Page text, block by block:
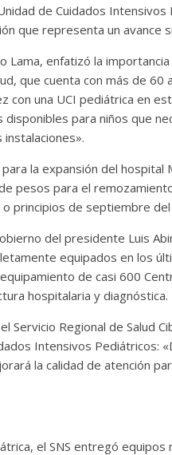
de Cuidados
que representa un avance
Lama, enfatizó la
que cuenta con más de 60
con una UCI pediátrica en
para niños que
la expansión del hospital
pesos para el
principios de septiembre del
del presidente Luis
equipados en los
de casi 600
hospitalaria y diagnóstica.
Servicio Regional de Salud
Intensivos Pediátricos:
la calidad de atención
el SNS entregó